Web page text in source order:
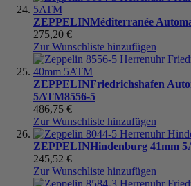
ZEPPELINMéditerranée
275,20 €
Zur Wunschliste hinzufügen
ZEPPELINFriedrichshafen
5ATM8556-5
486,75 €
Zur Wunschliste hinzufügen
ZEPPELINHindenburg 41mm
245,52 €
Zur Wunschliste hinzufügen